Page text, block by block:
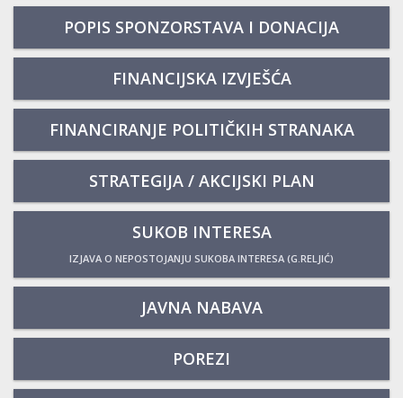
POPIS SPONZORSTAVA I DONACIJA
FINANCIJSKA IZVJEŠĆA
FINANCIRANJE POLITIČKIH STRANAKA
STRATEGIJA / AKCIJSKI PLAN
SUKOB INTERESA
IZJAVA O NEPOSTOJANJU SUKOBA INTERESA (G.RELJIĆ)
JAVNA NABAVA
POREZI